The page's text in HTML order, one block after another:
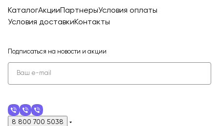
КаталогАкции ПартнерыУсловия оплаты
Условия доставкиКонтакты
Подписаться на новости и акции
8 800 700 5038